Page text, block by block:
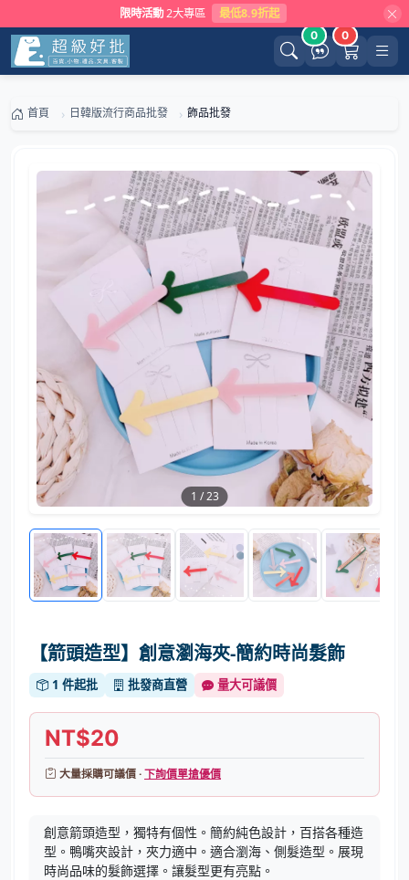
限時活動 2大專區 最低8.9折起
0 0
首頁 日韓版流行商品批發 飾品批發
1 /23
【箭頭造型】創意瀏海夾-簡約時尚髮飾
1 件起批 批發商直營 量大可議價
NT$20
大量採購可議價 ·下詢價單搶優價
創意箭頭造型，獨特有個性。簡約純色設計，百搭各種造
型。鴨嘴夾設計，夾力適中。適合瀏海、側髮造型。展現
時尚品味的髮飾選擇。讓髮型更有亮點。